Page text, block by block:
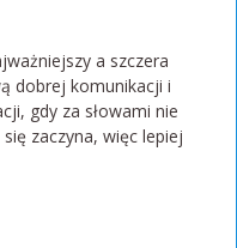
a szczera
dobrej komunikacji i
gdy za słowami nie
zaczyna, więc lepiej